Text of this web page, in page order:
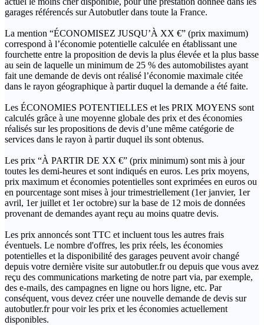
garages référencés sur Autobutler dans toute la France.
La mention “ÉCONOMISEZ JUSQU’À XX €” (prix maximum)
correspond à l’économie potentielle calculée en établissant une
fourchette entre la proposition de devis la plus élevée et la plus basse
au sein de laquelle un minimum de 25 % des automobilistes ayant
fait une demande de devis ont réalisé l’économie maximale citée
dans le rayon géographique à partir duquel la demande a été faite.
Les ÉCONOMIES POTENTIELLES et les PRIX MOYENS sont
calculés grâce à une moyenne globale des prix et des économies
réalisés sur les propositions de devis d’une même catégorie de
services dans le rayon à partir duquel ils sont obtenus.
Les prix “À PARTIR DE XX €” (prix minimum) sont mis à jour
toutes les demi-heures et sont indiqués en euros. Les prix moyens,
prix maximum et économies potentielles sont exprimées en euros ou
en pourcentage sont mises à jour trimestriellement (1er janvier, 1er
avril, 1er juillet et 1er octobre) sur la base de 12 mois de données
provenant de demandes ayant reçu au moins quatre devis.
Les prix annoncés sont TTC et incluent tous les autres frais
éventuels. Le nombre d'offres, les prix réels, les économies
potentielles et la disponibilité des garages peuvent avoir changé
depuis votre dernière visite sur autobutler.fr ou depuis que vous avez
reçu des communications marketing de notre part via, par exemple,
des e-mails, des campagnes en ligne ou hors ligne, etc. Par
conséquent, vous devez créer une nouvelle demande de devis sur
autobutler.fr pour voir les prix et les économies actuellement
disponibles.